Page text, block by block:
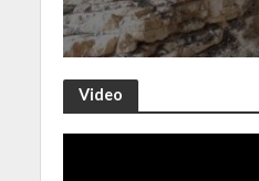
Video